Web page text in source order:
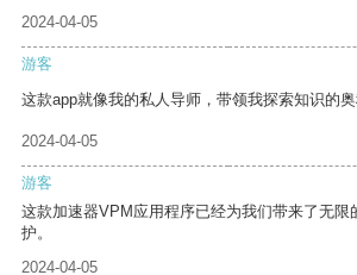
2024-04-05
游客
这款app就像我的私人导师，带领我探索知识的奥
2024-04-05
游客
这款加速器VPM应用程序已经为我们带来了无限
护。
2024-04-05